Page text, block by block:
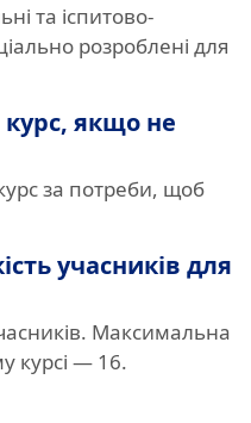
та іспитово-
розроблені для
якщо не
за потреби, щоб
учасників для
Максимальна
курсі — 16.